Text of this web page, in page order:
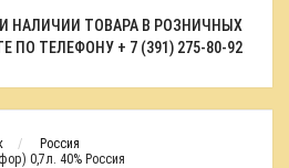
НАЛИЧИИ ТОВАРА В РОЗНИЧНЫХ
ПО ТЕЛЕФОНУ + 7 (391) 275-80-92
Россия
0,7л. 40% Россия